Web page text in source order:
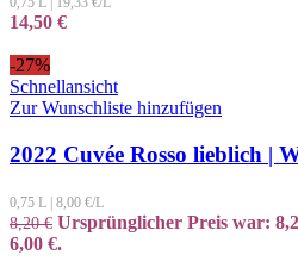
14,50 €
-27%
Schnellansicht
Zur Wunschliste hinzufügen
2022 Cuvée Rosso lieblich |
0,75 L | 8,00 €/L
8,20€ Ursprünglicher Preis war:
6,00 €.